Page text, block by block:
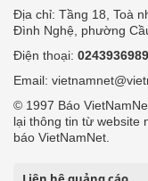
Địa chỉ: Tầng 18, Toà
Đình Nghệ, phường
Điện thoại:
Email:
© 1997 Báo
lại thông tin từ website
báo VietNamNet.